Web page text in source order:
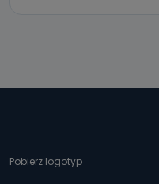
Pobierz logotyp